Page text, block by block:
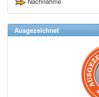
Ausgezeichnet